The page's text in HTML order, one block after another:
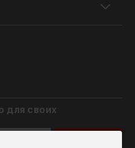
для своих